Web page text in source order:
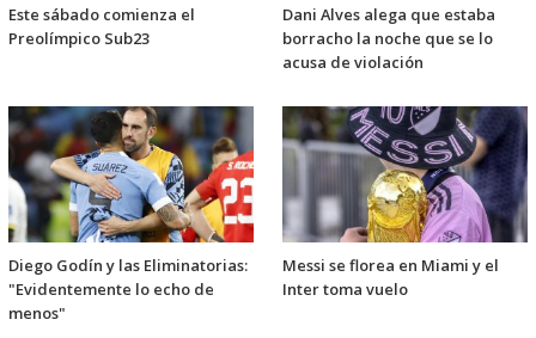
Este sábado comienza el
Preolímpico Sub23
Dani Alves alega que estaba
borracho la noche que se lo
acusa de violación
Diego Godín y las Eliminatorias:
"Evidentemente lo echo de
menos"
Messi se florea en Miami y el
Inter toma vuelo